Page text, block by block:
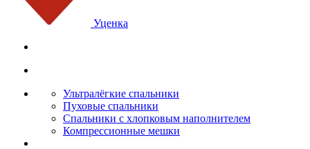
Уценка
Ультралёгкие спальники
Пуховые спальники
Спальники с хлопковым наполнителем
Компрессионные мешки